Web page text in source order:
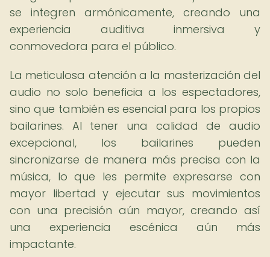
se integren armónicamente, creando una
experiencia auditiva inmersiva y
conmovedora para el público.
La meticulosa atención a la masterización del
audio no solo beneficia a los espectadores,
sino que también es esencial para los propios
bailarines. Al tener una calidad de audio
excepcional, los bailarines pueden
sincronizarse de manera más precisa con la
música, lo que les permite expresarse con
mayor libertad y ejecutar sus movimientos
con una precisión aún mayor, creando así
una experiencia escénica aún más
impactante.